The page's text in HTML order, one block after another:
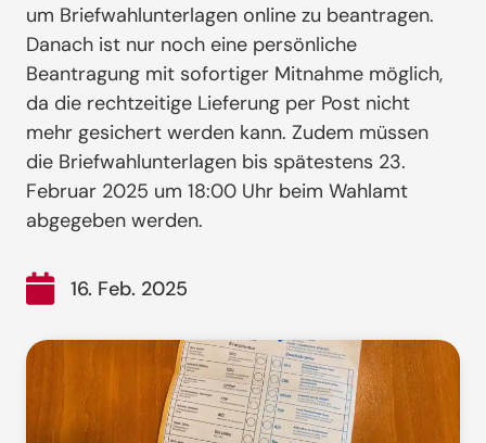
um Briefwahlunterlagen online zu beantragen.
Danach ist nur noch eine persönliche
Beantragung mit sofortiger Mitnahme möglich,
da die rechtzeitige Lieferung per Post nicht
mehr gesichert werden kann. Zudem müssen
die Briefwahlunterlagen bis spätestens 23.
Februar 2025 um 18:00 Uhr beim Wahlamt
abgegeben werden.
16. Feb. 2025